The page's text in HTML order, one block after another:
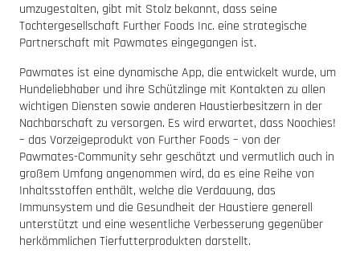
umzugestalten, gibt mit Stolz bekannt, dass seine
Tochtergesellschaft Further Foods Inc. eine strategische
Partnerschaft mit Pawmates eingegangen ist.
Pawmates ist eine dynamische App, die entwickelt wurde, um
Hundeliebhaber und ihre Schützlinge mit Kontakten zu allen
wichtigen Diensten sowie anderen Haustierbesitzern in der
Nachbarschaft zu versorgen. Es wird erwartet, dass Noochies!
– das Vorzeigeprodukt von Further Foods – von der
Pawmates-Community sehr geschätzt und vermutlich auch in
großem Umfang angenommen wird, da es eine Reihe von
Inhaltsstoffen enthält, welche die Verdauung, das
Immunsystem und die Gesundheit der Haustiere generell
unterstützt und eine wesentliche Verbesserung gegenüber
herkömmlichen Tierfutterprodukten darstellt.